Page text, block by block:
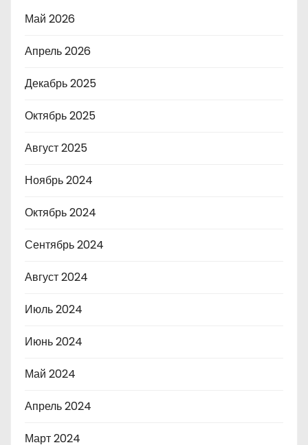
Май 2026
Апрель 2026
Декабрь 2025
Октябрь 2025
Август 2025
Ноябрь 2024
Октябрь 2024
Сентябрь 2024
Август 2024
Июль 2024
Июнь 2024
Май 2024
Апрель 2024
Март 2024